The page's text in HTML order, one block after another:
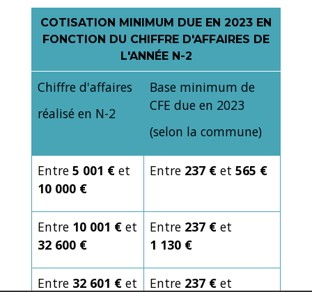
COTISATION MINIMUM DUE EN 2023 EN
FONCTION DU CHIFFRE D'AFFAIRES DE
L'ANNÉE N-2
Chiffre d'affaires
réalisé en N-2
Base minimum de
CFE due en 2023
(selon la commune)
Entre 5 001 € et
10 000 €
Entre 237 € et 565 €
Entre 10 001 € et
32 600 €
Entre 237 € et
1 130 €
Entre 32 601 € et
Entre 237 € et